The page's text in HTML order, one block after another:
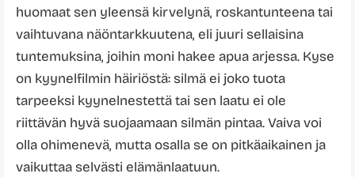
huomaat sen yleensä kirvelynä, roskantunteena tai
vaihtuvana näöntarkkuutena, eli juuri sellaisina
tuntemuksina, joihin moni hakee apua arjessa. Kyse
on kyynelfilmin häiriöstä: silmä ei joko tuota
tarpeeksi kyynelnestettä tai sen laatu ei ole
riittävän hyvä suojaamaan silmän pintaa. Vaiva voi
olla ohimenevä, mutta osalla se on pitkäaikainen ja
vaikuttaa selvästi elämänlaatuun.